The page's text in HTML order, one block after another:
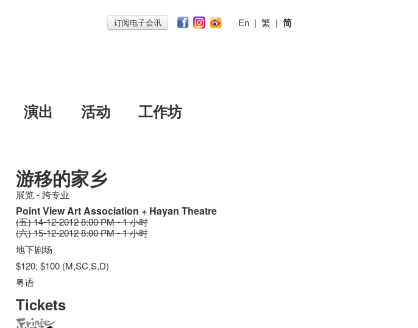
订阅电子会讯 En | 繁 | 简
演出 活动
工作坊
游移的家乡
展览 - 跨专业
Point View Art Association + Hayan Theatre
(五) 14-12-2012 8:00 PM - 1 小时
(六) 15-12-2012 8:00 PM - 1 小时
地下剧场
$120; $100 (M,SC,S,D)
粤语
Tickets